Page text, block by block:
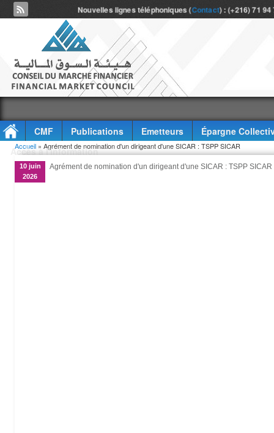
Nouvelles lignes téléphoniques (Contact) : (+216) 71
CMF Publications Emetteurs
Épargne
Accès à l'information
Vous êtes ici
Accueil » Agrément de nomination d'un dirigeant d'une SICAR : TSPP SICAR
10 juin
2026
Agrément de nomination d'un dirigeant d'une SICAR : TSPP SICAR